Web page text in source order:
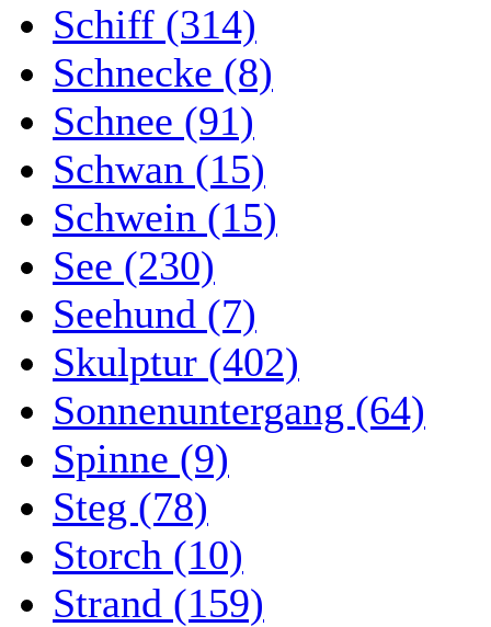
Schiff (314)
Schnecke (8)
Schnee (91)
Schwan (15)
Schwein (15)
See (230)
Seehund (7)
Skulptur (402)
Sonnenuntergang (64)
Spinne (9)
Steg (78)
Storch (10)
Strand (159)